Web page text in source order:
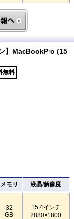
】MacBookPro (15
無料
メモリ 液晶/解像度
32
GB
15.4インチ
2880×1800